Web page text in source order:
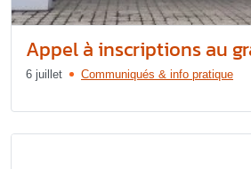
Appel à inscriptions au
6 juillet Communiqués & info pratique